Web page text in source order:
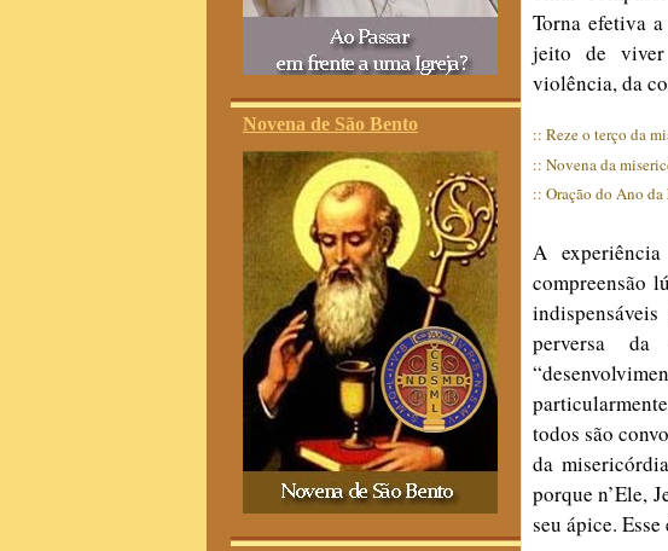
Novena de São Bento
Torna efetiva
jeito de viver
violência, da
:: Reze o terço da
:: Novena da
:: Oração do Ano
A
compreensão
perversa
todos são
da
porque n’Ele,
seu ápice.